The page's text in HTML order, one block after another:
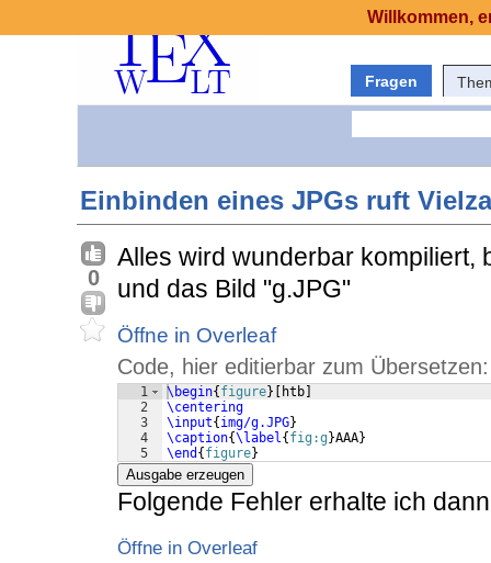
Fragen
Einbinden eines JPGs ruft
0
Alles wird wunderbar kompiliert,
und das Bild "g.JPG"
Öffne in Overleaf
Code, hier editierbar zum Übersetzen:
1
2
3
4
5
\begin{ figure} htb
\centering
\input{ img/g.JPG}
\caption{\label{ fig:g }AAA}
\end { figure}
Ausgabe erzeugen
Folgende Fehler erhalte ich
Öffne in Overleaf
Willkommen,